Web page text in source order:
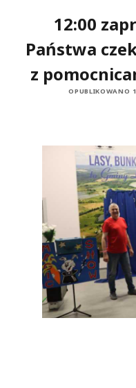
boczny12:00
Państwa
z
OPUBLIKOWANO